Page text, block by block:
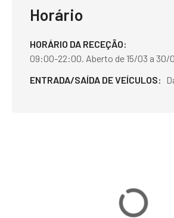
Horário
HORÁRIO DA RECEÇÃO
09:00-22:00. Aberto de 15/03 a 30/
ENTRADA/SAÍDA DE VEÍCULOS